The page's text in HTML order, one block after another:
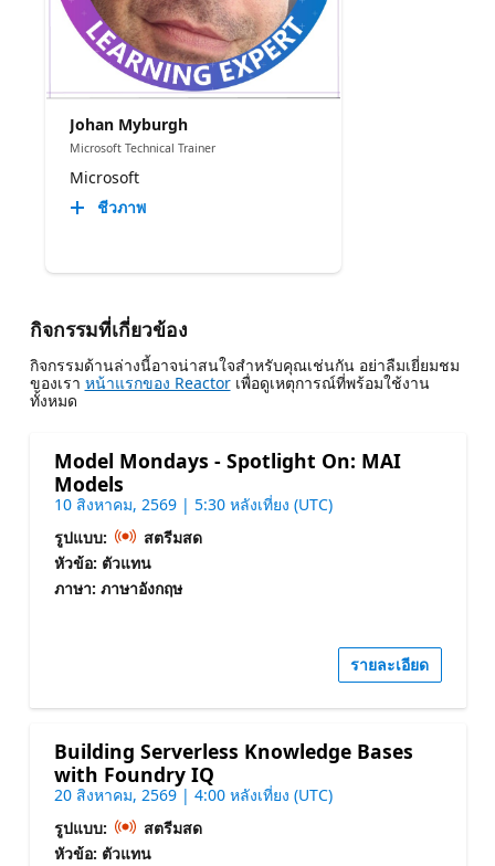
Johan Myburgh
Microsoft Technical Trainer
Microsoft
ชีวภาพ
กิจกรรมที่เกี่ยวข้อง
กิจกรรมด้านล่างนี้อาจน่าสนใจสําหรับคุณเช่นกัน อย่าลืมเยี่ยมชม
ของเรา หน้าแรกของ Reactorเพื่อดูเหตุการณ์ที่พร้อมใช้งาน
ทั้งหมด
Model Mondays - Spotlight On: MAI
Models
10 สิงหาคม, 2569 | 5:30 หลังเที่ยง (UTC)
รูปแบบ:
สตรีมสด
หัวข้อ: ตัวแทน
ภาษา: ภาษาอังกฤษ
รายละเอียด
Building Serverless Knowledge Bases
with Foundry IQ
20 สิงหาคม, 2569 | 4:00 หลังเที่ยง (UTC)
รูปแบบ:
สตรีมสด
หัวข้อ: ตัวแทน